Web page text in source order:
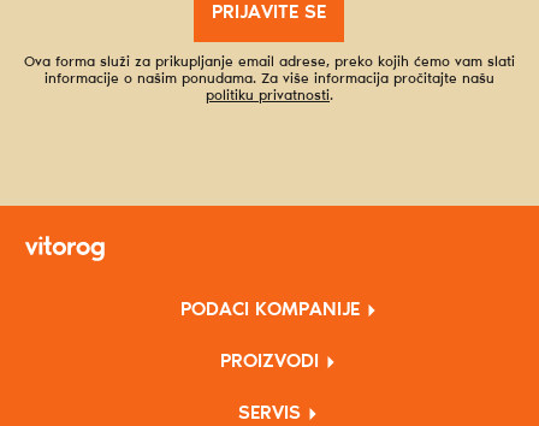
PRIJAVITE SE
Ova forma služi za prikupljanje email adrese, preko kojih ćemo vam slati
informacije o našim ponudama. Za više informacija pročitajte našu
politiku privatnosti.
PODACI KOMPANIJE
PROIZVODI
SERVIS